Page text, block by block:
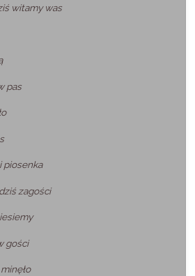
witamy was
pas
piosenka
zagości
gości